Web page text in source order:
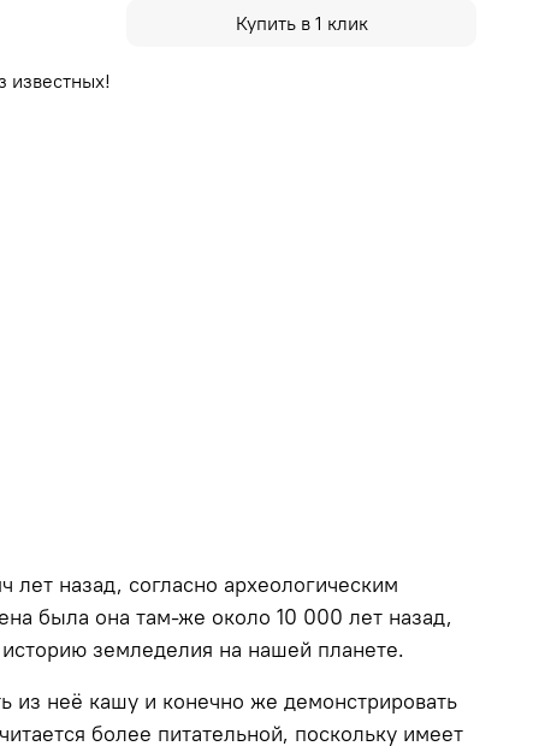
Купить в 1 клик
известных!
назад, согласно археологическим
была она там-же около 10 000 лет назад,
земледелия на нашей планете.
из неё кашу и конечно же демонстрировать
более питательной, поскольку имеет